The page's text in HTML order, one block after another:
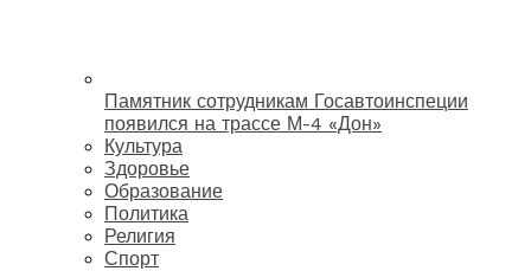
Памятник сотрудникам Госавтоинспеции
появился на трассе М-4 «Дон»
Культура
Здоровье
Образование
Политика
Религия
Спорт